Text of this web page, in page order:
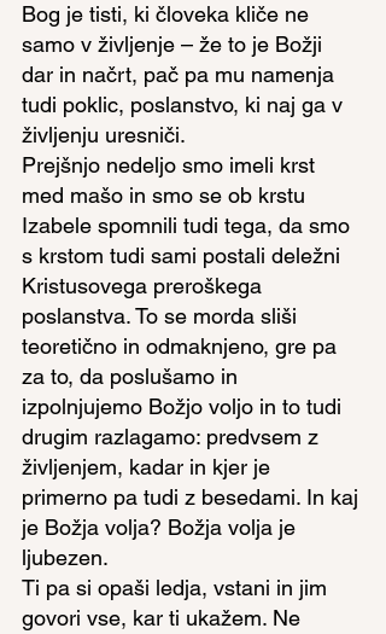
Bog je tisti, ki človeka kliče ne
samo v življenje – že to je Božji
dar in načrt, pač pa mu namenja
tudi poklic, poslanstvo, ki naj ga v
življenju uresniči.
Prejšnjo nedeljo smo imeli krst
med mašo in smo se ob krstu
Izabele spomnili tudi tega, da smo
s krstom tudi sami postali deležni
Kristusovega preroškega
poslanstva. To se morda sliši
teoretično in odmaknjeno, gre pa
za to, da poslušamo in
izpolnjujemo Božjo voljo in to tudi
drugim razlagamo: predvsem z
življenjem, kadar in kjer je
primerno pa tudi z besedami. In kaj
je Božja volja? Božja volja je
ljubezen.
Ti pa si opaši ledja, vstani in jim
govori vse, kar ti ukažem. Ne